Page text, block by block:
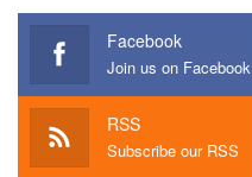
Facebook
Join us on Facebook
RSS
Subscribe our RSS